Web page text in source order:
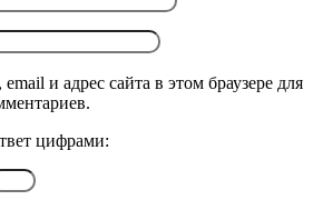
и адрес сайта в этом браузере для
цифрами: